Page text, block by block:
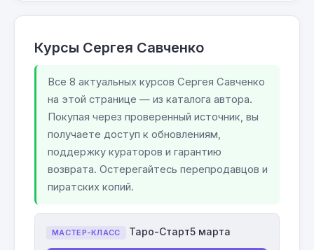
Курсы Сергея Савченко
Все 8 актуальных курсов Сергея Савченко
на этой странице — из каталога автора.
Покупая через проверенный источник, вы
получаете доступ к обновлениям,
поддержку кураторов и гарантию
возврата. Остерегайтесь перепродавцов и
пиратских копий.
МАСТЕР-КЛАСС Таро-Старт5 марта